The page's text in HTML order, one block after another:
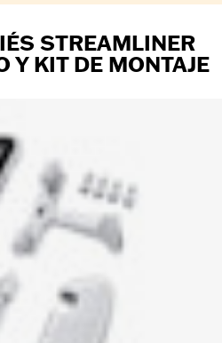
STREAMLINER
Y KIT DE MONTAJE